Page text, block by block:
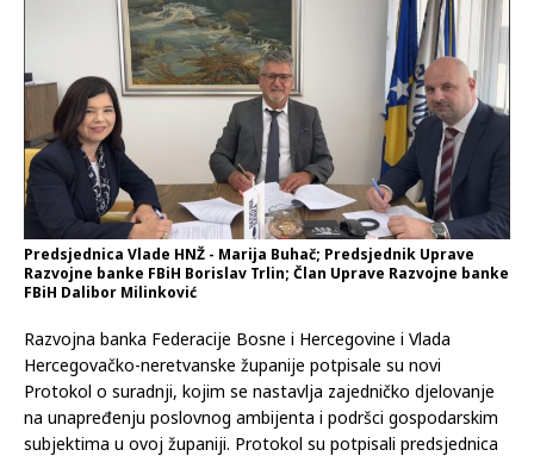
Predsjednica Vlade HNŽ - Marija Buhač; Predsjednik Uprave
Razvojne banke FBiH Borislav Trlin; Član Uprave Razvojne banke
FBiH Dalibor Milinković
Razvojna banka Federacije Bosne i Hercegovine i Vlada
Hercegovačko-neretvanske županije potpisale su novi
Protokol o suradnji, kojim se nastavlja zajedničko djelovanje
na unapređenju poslovnog ambijenta i podršci gospodarskim
subjektima u ovoj županiji. Protokol su potpisali predsjednica